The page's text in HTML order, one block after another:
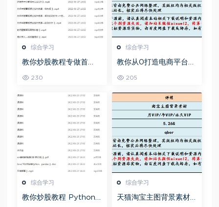
综合学习
教你炒股教程专做首
230
综合学习
教你从0打造电商平台前
资源打包下载
205
综合学习
教你炒股教程 Python
综合学习
天猫淘宝主图背景素材